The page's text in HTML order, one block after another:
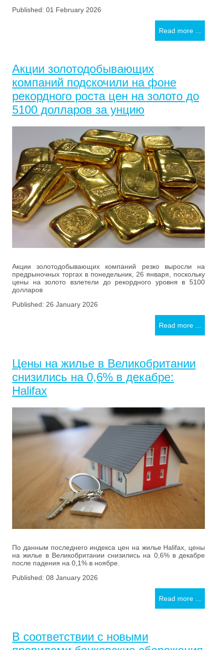
Published: 01 February 2026
Read more ...
Акции золотодобывающих
компаний подскочили на фоне
рекордного роста цен на золото до
5100 долларов за унцию
Акции золотодобывающих компаний резко выросли на
предрыночных торгах в понедельник, 26 января, поскольку
цены на золото взлетели до рекордного уровня в 5100
долларов
Published: 26 January 2026
Read more ...
Цены на жилье в Великобритании
снизились на 0,6% в декабре:
Halifax
По данным последнего индекса цен на жилье Halifax, цены
на жилье в Великобритании снизились на 0,6% в декабре
после падения на 0,1% в ноябре.
Published: 08 January 2026
Read more ...
В соответствии с новыми